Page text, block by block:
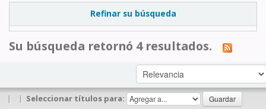
Refinar su búsqueda
Su búsqueda retornó 4 resultados.
| | Seleccionar títulos para: